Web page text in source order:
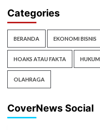
Categories
BERANDA EKONOMI BISNIS
HOAKS ATAU FAKTA HUKUM
OLAHRAGA
CoverNews Social